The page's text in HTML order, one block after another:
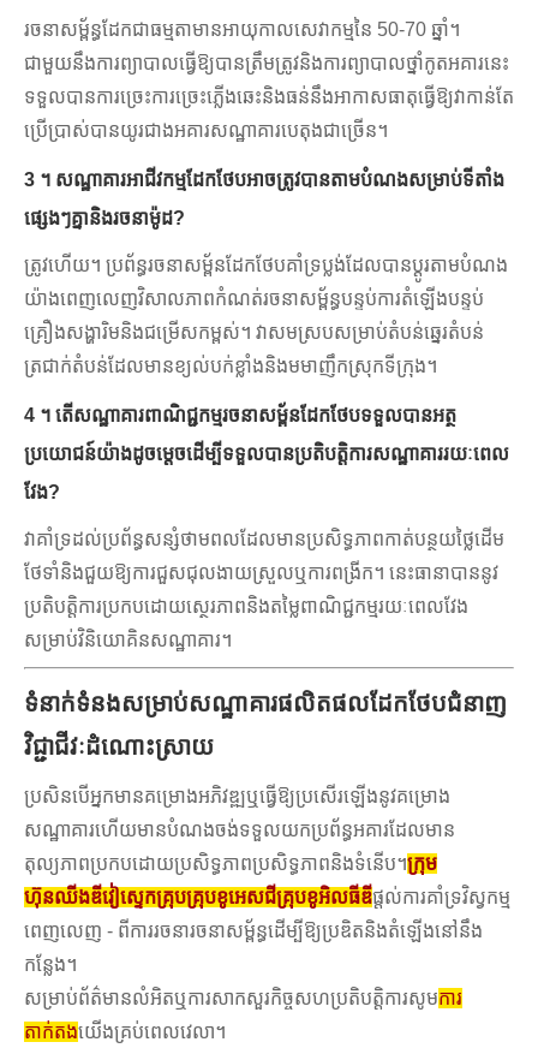
រចនាសម្ព័ន្ធដែកជាធម្មតាមានអាយុកាលសេវាកម្មនៃ 50-70 ឆ្នាំ។
ជាមួយនឹងការព្យាបាលធ្វើឱ្យបានត្រឹមត្រូវនិងការព្យាបាលថ្នាំកូតអគារនេះ
ទទួលបានការច្រេះការច្រេះភ្លើងឆេះនិងធន់នឹងអាកាសធាតុធ្វើឱ្យវាកាន់តែ
ប្រើប្រាស់បានយូរជាងអគារសណ្ឋាគារបេតុងជាច្រើន។
3 ។ សណ្ឋាគារអាជីវកម្មដែកថែបអាចត្រូវបានតាមបំណងសម្រាប់ទីតាំង
ផ្សេងៗគ្នានិងរចនាម៉ូដ?
ត្រូវហើយ។ ប្រព័ន្ធរចនាសម្ព័នដែកថែបគាំទ្រប្លង់ដែលបានប្ដូរតាមបំណង
យ៉ាងពេញលេញវិសាលភាពកំណត់រចនាសម្ព័ន្ធបន្ទប់ការតំឡើងបន្ទប់
គ្រឿងសង្ហារិមនិងជម្រើសកម្ពស់។ វាសមស្របសម្រាប់តំបន់ឆ្នេរតំបន់
ត្រជាក់តំបន់ដែលមានខ្យល់បក់ខ្លាំងនិងមមាញឹកស្រុកទីក្រុង។
4 ។ តើសណ្ឋាគារពាណិជ្ជកម្មរចនាសម្ព័នដែកថែបទទួលបានអត្ថ
ប្រយោជន៍យ៉ាងដូចម្តេចដើម្បីទទួលបានប្រតិបត្តិការសណ្ឋាគាររយៈពេល
វែង?
វាគាំទ្រដល់ប្រព័ន្ធសន្សំថាមពលដែលមានប្រសិទ្ធភាពកាត់បន្ថយថ្លៃដើម
ថែទាំនិងជួយឱ្យការជួសជុលងាយស្រួលឬការពង្រីក។ នេះធានាបាននូវ
ប្រតិបត្តិការប្រកបដោយស្ថេរភាពនិងតម្លៃពាណិជ្ជកម្មរយៈពេលវែង
សម្រាប់វិនិយោគិនសណ្ឋាគារ។
ទំនាក់ទំនងសម្រាប់សណ្ឋាគារផលិតផលដែកថែបជំនាញ
វិជ្ជាជីវៈដំណោះស្រាយ
ប្រសិនបើអ្នកមានគម្រោងអភិវឌ្ឍឬធ្វើឱ្យប្រសើរឡើងនូវគម្រោង
សណ្ឋាគារហើយមានបំណងចង់ទទួលយកប្រព័ន្ធអគារដែលមាន
តុល្យភាពប្រកបដោយប្រសិទ្ធភាពប្រសិទ្ធភាពនិងទំនើប។ក្រុម
ហ៊ុនឈីងឌីវៀស្ទេកគ្រុបគ្រុបខូអេសជីគ្រុបខូអិលធីឌីផ្តល់ការគាំទ្រវិស្វកម្ម
ពេញលេញ - ពីការរចនារចនាសម្ព័ន្ធដើម្បីឱ្យប្រឌិតនិងតំឡើងនៅនឹង
កន្លែង។
សម្រាប់ព័ត៌មានលំអិតឬការសាកសួរកិច្ចសហប្រតិបត្តិការសូមការ
តាក់តងយើងគ្រប់ពេលវេលា។